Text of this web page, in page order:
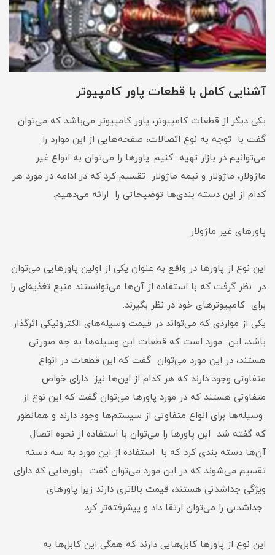
آشنایی کامل با قطعات پاور کامپیوتر
یکی دیگر از قطعات کامپیوتر، پاور کامپیوتر می‌باشد که می‌توان
گفت با توجه به نوع اتصالات، صفحه‌هایی از این موارد را
می‌توانیم در بازار تهیه کنیم. پاورها را می‌توان به انواع غیر
ماژولار، ماژولار و نیمه ماژولار تقسیم کرد که در ادامه در مورد هر
کدام از این دسته بندی‌ها توضیحاتی را ارائه می‌دهیم.
پاورهای غیر ماژولار
این نوع از پاور‌ها در واقع به عنوان یکی از اولین پاور‌هایی می‌توان
در نظر گرفت که با استفاده از آن‌ها می‌توانستند منبع تغذیه‌ای را
برای کامپیوتر‌های خود در نظر بگیرند.
یکی از مواردی که می‌تواند در قیمت وسیله‌های الکترونیکی اثرگذار
باشد، این مورد است که قطعات این وسیله‌ها به چه صورتی
هستند، در این مورد می‌توان گفت که این قطعات در انواع
متفاوتی وجود دارند که هر کدام از این‌ها نیز دارای خواص
متفاوتی هستند که در مورد پاورها می‌توان گفت که این نوع از
وسیله‌ها برای انواع متفاوتی از سیستم‌ها وجود دارند و همانطور
که گفته شد این پاورها را می‌توان با استفاده از نحوه اتصال
آن‌ها دسته بندی کرد که با استفاده از این مورد به سه دسته
تقسیم می‌شوند که در این مورد می‌توان گفت پاورهایی که دارای
ویژگی جداشدنی هستند، قیمت بالاتری دارند زیرا پاورهای
جداشدنی را می‌توان ارتقا داد و پیشرفته‌تر کرد.
این نوع از پاور‌ها کابل‌هایی دارند که همگی این کابل‌ها به